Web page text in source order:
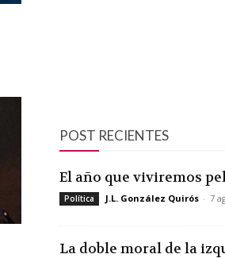
POST RECIENTES
El año que viviremos
Política J.L. González Quirós - 7
La doble moral de la